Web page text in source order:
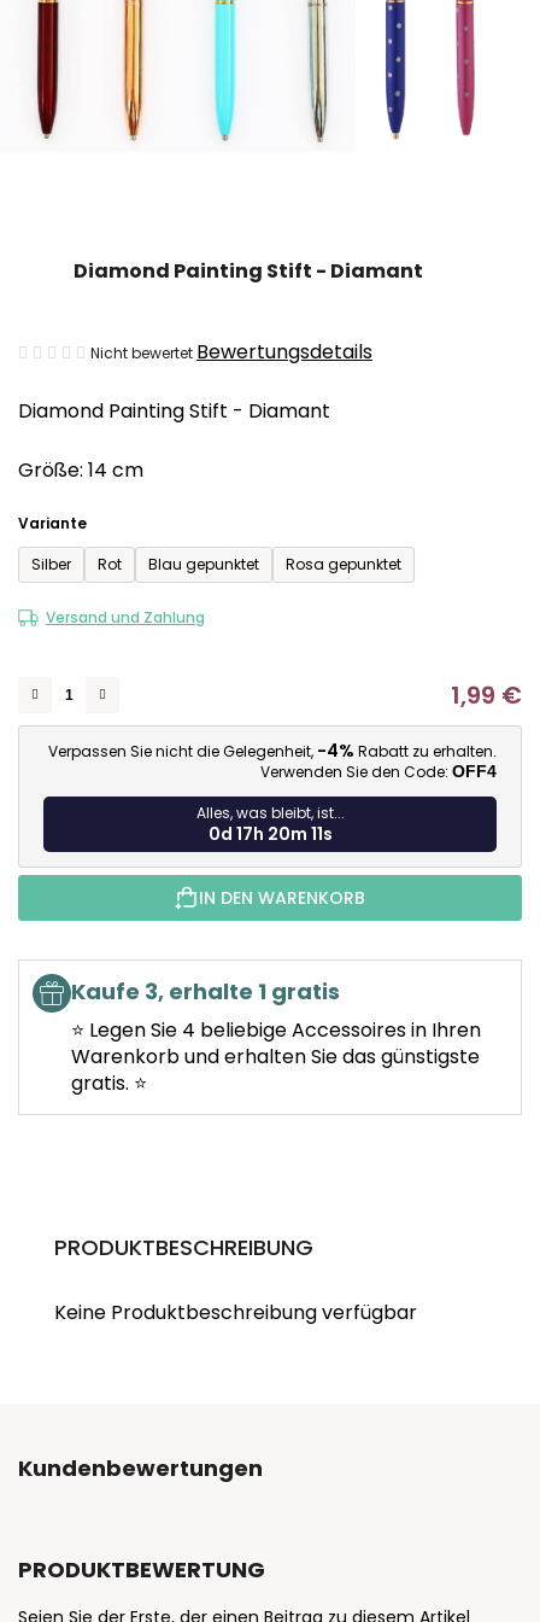
Diamond Painting Stift - Diamant
Größe: 14 cm
Variante
Silber
Rot Blau gepunktet Rosa gepunktet
Versand und Zahlung
1,99 €
Verpassen Sie nicht die Gelegenheit, -4% Rabatt zu erhalten.
Verwenden Sie den Code: OFF4
Alles, was bleibt, ist...
0d 17h 20m 11s
IN DEN WARENKORB
Kaufe 3, erhalte 1 gratis
⭐ Legen Sie 4 beliebige Accessoires in Ihren
Warenkorb und erhalten Sie das günstigste
gratis. ⭐
Diamond Painting Stift - Diamant
Die
Produktbewertung
0,0
5
Sternen.
Nicht bewertet Bewertungsdetails
PRODUKTBESCHREIBUNG
Keine Produktbeschreibung verfügbar
Kundenbewertungen
PRODUKTBEWERTUNG